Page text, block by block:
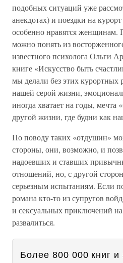
подобных ситуаций уже
анекдотах) и поездки на
особенно нравятся женщинам.
можно понять из
известного психолога Ольги
книге «Искусство быть
мы делали без этих
нашей серой жизни,
иногда хватает на годы, мечта
другой жизни, где будни как
По поводу таких «отдушин»
стороны, они, возможно, и
надоевших и ставших
отношений, но, с другой
серьезным испытаниям. Если
романа кто-то из супругов
и сексуальных приключений
развалиться.
Более 800 000 книг и